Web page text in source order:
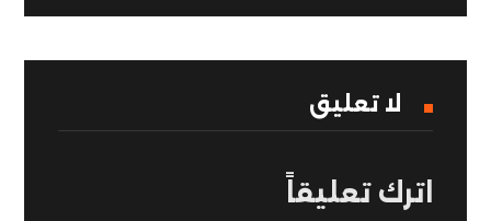
لا تعليق
اترك تعليقاً